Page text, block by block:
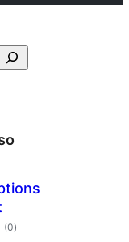
(0totale
bedømmelser
)